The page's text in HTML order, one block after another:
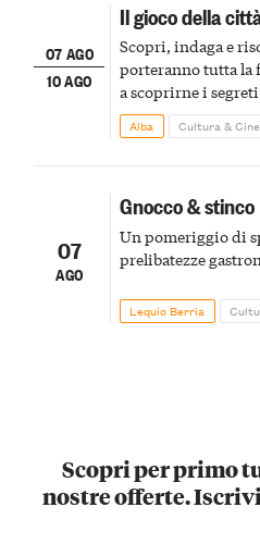
07 AGO
10 AGO
Il gioco della
Scopri, indaga e
porteranno tutta la
a scoprirne i segreti
Alba Cultura &
07
AGO
Gnocco & stinco
Un pomeriggio di
prelibatezze
Lequio Berria
Scopri per primo
nostre offerte.